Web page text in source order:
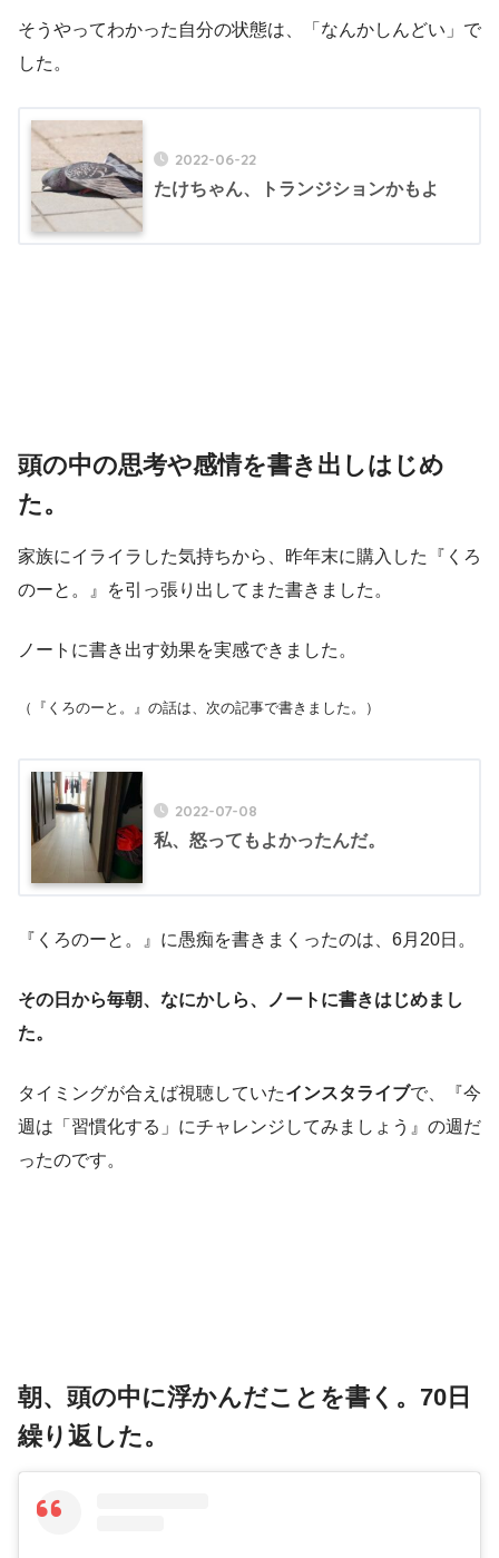
自分が設定したTo Doを、アプリに指示してもらって、実
行する。
そうやってわかった自分の状態は、「なんかしんどい」で
した。
2022-06-22
たけちゃん、トランジションかもよ
頭の中の思考や感情を書き出しはじめ
た。
家族にイライラした気持ちから、昨年末に購入した『くろ
のーと。』を引っ張り出してまた書きました。
ノートに書き出す効果を実感できました。
（『くろのーと。』の話は、次の記事で書きました。）
2022-07-08
私、怒ってもよかったんだ。
『くろのーと。』に愚痴を書きまくったのは、6月20日。
その日から毎朝、なにかしら、ノートに書きはじめまし
た。
タイミングが合えば視聴していたインスタライブで、『今
週は「習慣化する」にチャレンジしてみましょう』の週だ
ったのです。
朝、頭の中に浮かんだことを書く。70日
繰り返した。